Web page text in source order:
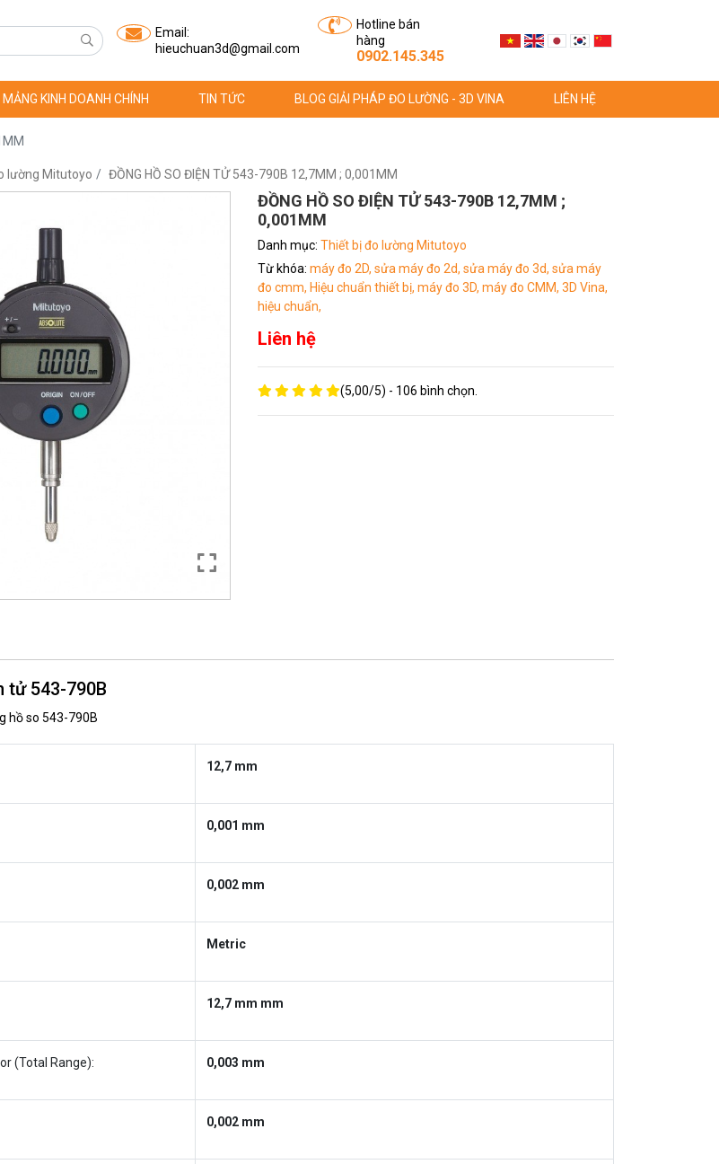
Email:
hieuchuan3d@gmail.com
Hotline bán
hàng
0902.145.345
MẢNG KINH DOANH CHÍNH TIN TỨC BLOG GIẢI PHÁP ĐO LƯỜNG - 3D VINA LIÊN HỆ
lường Mitutoyo ĐỒNG HỒ SO ĐIỆN TỬ 543-790B 12,7MM ; 0,001MM
ĐỒNG HỒ SO ĐIỆN TỬ 543-790B 12,7MM ;
0,001MM
Danh mục: Thiết bị đo lường Mitutoyo
Từ khóa: máy đo 2D, sửa máy đo 2d, sửa máy đo 3d, sửa máy
đo cmm, Hiệu chuẩn thiết bị, máy đo 3D, máy đo CMM, 3D Vina,
hiệu chuẩn,
Liên hệ
(5,00/5) - 106 bình chọn.
tử 543-790B
hồ so 543-790B
12,7 mm
0,001 mm
0,002 mm
Metric
12,7 mm mm
(Total Range): 0,003 mm
0,002 mm